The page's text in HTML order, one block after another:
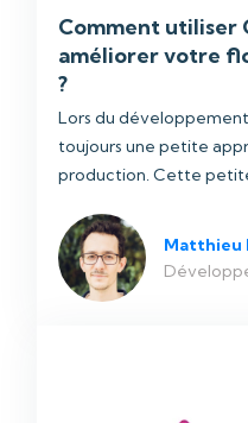
Comment utiliser
améliorer votre
?
Lors du
toujours une petite
production. Cette
Matthieu